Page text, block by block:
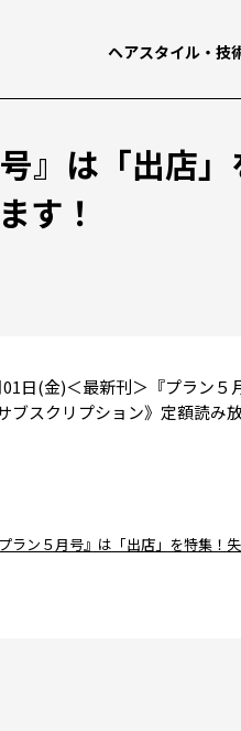
ヘアスタイル・技
』は「出店
す！
日(金)＜最新刊＞『プラン５
ブスクリプション》定額読
ラン５月号』は「出店」を特集！